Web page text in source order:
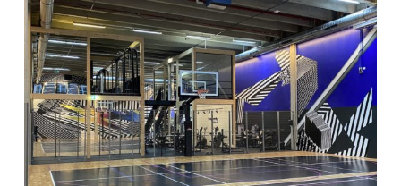
MEHRFAMILIENHAUS LUDWIGSBURG
(STEINBACH 11)
Fitnessstudio
Ludwigsburg